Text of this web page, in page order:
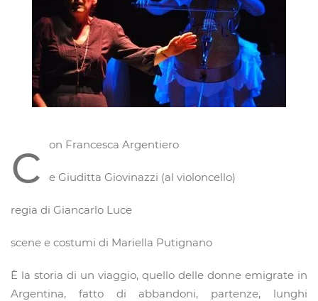
c on Francesca Argentiero
e Giuditta Giovinazzi (al violoncello)
regia di Giancarlo Luce
scene e costumi di Mariella Putignano
È la storia di un viaggio, quello delle donne emigrate in
Argentina, fatto di abbandoni, partenze, lunghi